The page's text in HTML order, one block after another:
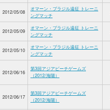
2012/05/08
オマーン・ブラジル遠征 トレーニ
ングマッチ
2012/05/09
オマーン・ブラジル遠征 トレーニ
ングマッチ
2012/05/10
オマーン・ブラジル遠征 トレーニ
ングマッチ
2012/06/16
第3回アジアビーチゲームズ
（2012/海陽）
2012/06/17
第3回アジアビーチゲームズ
（2012/海陽）